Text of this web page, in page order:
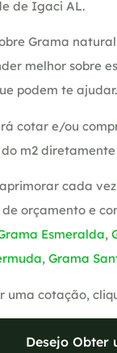
de Igaci AL.
Grama
melhor sobre
podem te ajudar.
cotar e/ou
m2
cada
orçamento e
Esmeralda,
, Grama
uma cotação,
Desejo Obter